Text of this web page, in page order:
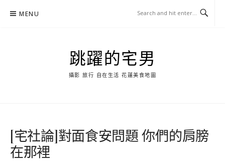
MENU
跳躍的宅男
攝影 旅行 自在生活 花蓮美食地圖
[宅社論]對面食安問題 你們的肩膀
在那裡